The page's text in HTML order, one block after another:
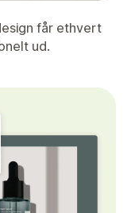
får ethvert
ud.